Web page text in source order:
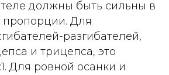
теле должны быть сильны в
Для
разгибателей,
и трицепса, это
Для ровной осанки и